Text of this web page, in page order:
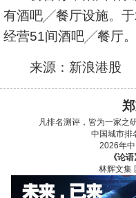
有酒吧╱餐厅设施。
经营51间酒吧╱餐厅。
来源：新浪港股
凡排名测评，皆为一家之
中国城市排
2026年
《论
林辉文集